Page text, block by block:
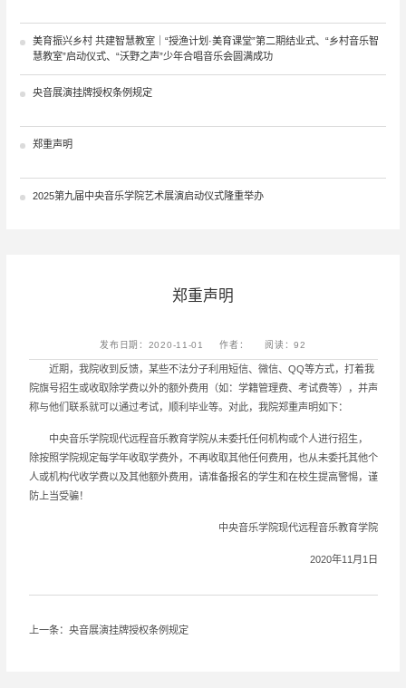
美育振兴乡村 共建智慧教室｜“授渔计划·美育课堂”第二期结业式、“乡村音乐智
慧教室”启动仪式、“沃野之声”少年合唱音乐会圆满成功
央音展演挂牌授权条例规定
郑重声明
2025第九届中央音乐学院艺术展演启动仪式隆重举办
郑重声明
发布日期：2020-11-01 作者： 阅读：92
近期，我院收到反馈，某些不法分子利用短信、微信、QQ等方式，打着我
院旗号招生或收取除学费以外的额外费用（如：学籍管理费、考试费等），并声
称与他们联系就可以通过考试，顺利毕业等。对此，我院郑重声明如下：
中央音乐学院现代远程音乐教育学院从未委托任何机构或个人进行招生，
除按照学院规定每学年收取学费外，不再收取其他任何费用，也从未委托其他个
人或机构代收学费以及其他额外费用，请准备报名的学生和在校生提高警惕，谨
防上当受骗！
中央音乐学院现代远程音乐教育学院
2020年11月1日
上一条：央音展演挂牌授权条例规定